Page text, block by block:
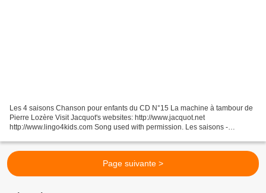
Les 4 saisons Chanson pour enfants du CD N°15 La machine à tambour de
Pierre Lozère Visit Jacquot's websites: http://www.jacquot.net
http://www.lingo4kids.com Song used with permission. Les saisons -
Page suivante >